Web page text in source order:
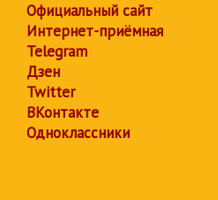
Официальный сайт
Интернет-приёмная
Telegram
Дзен
Twitter
ВКонтакте
Одноклассники